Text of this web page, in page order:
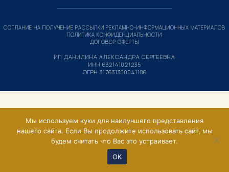
ИП ДАНИЛИНА АЛЕКСАНДРА СЕРГЕЕВНА
ИНН 632141021235
ОГРН 317631300041186
СОГЛАНИЕ НА ПОЛУЧЕНИЕ РАССЫЛКИ РЕКЛАМНО-ИНФОРМАЦИОННЫХ МАТЕРИАЛОВ
ПОЛИТИКА КОНФИДЕНЦИАЛЬНОСТИ
ДОГОВОР ОФЕРТЫ
Мы используем куки для наилучшего представления
нашего сайта. Если Вы продолжите использовать сайт, мы
будем считать что Вас это устраивает.
ОК